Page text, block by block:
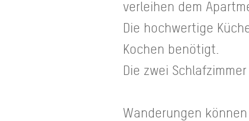
verleihen dem
Die hochwertige
Kochen benötigt.
Die zwei
Wanderungen